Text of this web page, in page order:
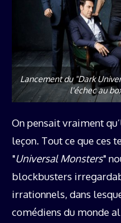
Lancement du "Dark
l'échec au
On pensait vraiment
leçon. Tout ce que ces
"Universal Monsters"
blockbusters
irrationnels, dans
comédiens du monde